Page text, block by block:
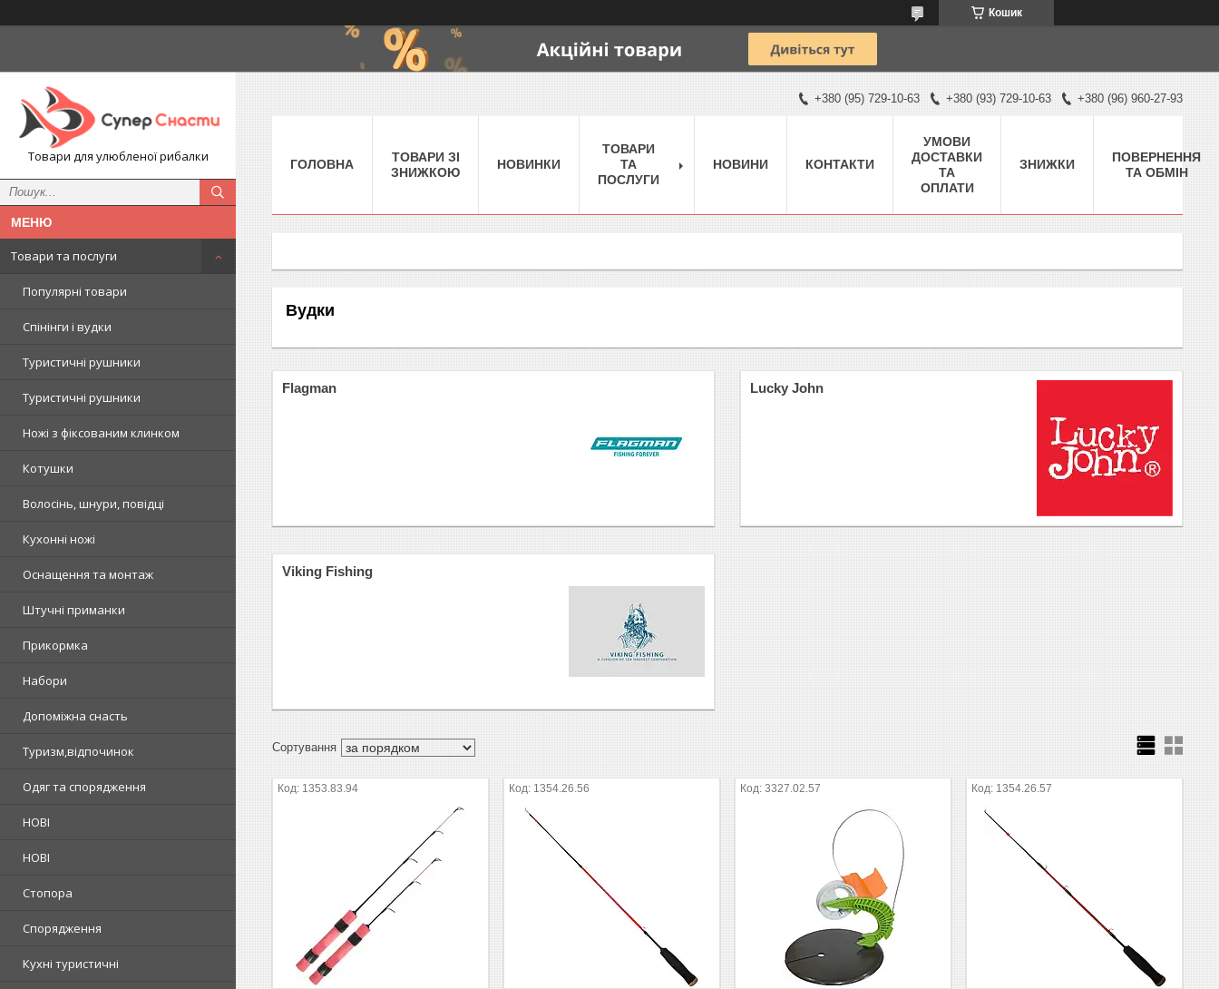
Кошик
Товари для улюбленої рибалки
Товари та послуги
Популярні товари
Спінінги і вудки
Туристичні рушники
Туристичні рушники
Ножі з фіксованим клинком
Котушки
Волосінь, шнури, повідці
Кухонні ножі
Оснащення та монтаж
Штучні приманки
Прикормка
Набори
Допоміжна снасть
Туризм,відпочинок
Одяг та спорядження
НОВІ
НОВІ
Стопора
Спорядження
Кухні туристичні
+380 (95) 729-10-63 +380 (93) 729-10-63 +380 (96) 960-27-93
ГОЛОВНА
ТОВАРИ ЗІ
ЗНИЖКОЮ
НОВИНКИ
ТОВАРИ
ТА
ПОСЛУГИ
НОВИНИ КОНТАКТИ
УМОВИ
ДОСТАВКИ
ТА
ОПЛАТИ
ЗНИЖКИ
ПОВЕРНЕННЯ
ТА ОБМІН
Вудки
Flagman Lucky John
Viking Fishing
1353.83.94 1354.26.56 3327.02.57 1354.26.57